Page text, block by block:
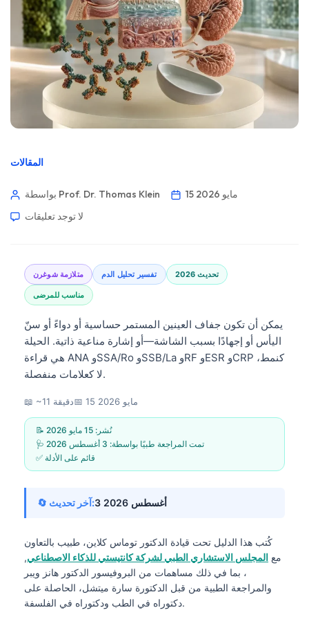
المقالات
بواسطة Prof. Dr. Thomas Klein
15 مايو 2026
لا توجد تعليقات
متلازمة شوغرن تفسير تحليل الدم تحديث 2026
مناسب للمرضى
يمكن أن تكون جفاف العينين المستمر حساسية أو دواءً أو سنّ
اليأس أو إجهادًا بسبب الشاشة—أو إشارة مناعية ذاتية. الحيلة
هي قراءة ANA وSSA/Ro وSSB/La وRF وESR وCRP كنمط،
لا كعلامات منفصلة.
📖 ~11 دقيقة📅 15 مايو 2026
📝 نُشر: 15 مايو 2026
🩺 تمت المراجعة طبيًا بواسطة: 3 أغسطس 2026
✅ قائم على الأدلة
🔄 آخر تحديث: 3 أغسطس 2026
كُتب هذا الدليل تحت قيادة الدكتور توماس كلاين، طبيب بالتعاون
مع المجلس الاستشاري الطبي لشركة كانتيستي للذكاء الاصطناعي,
، بما في ذلك مساهمات من البروفيسور الدكتور هانز ويبر
والمراجعة الطبية من قبل الدكتورة سارة ميتشل، الحاصلة على
دكتوراه في الطب ودكتوراه في الفلسفة.